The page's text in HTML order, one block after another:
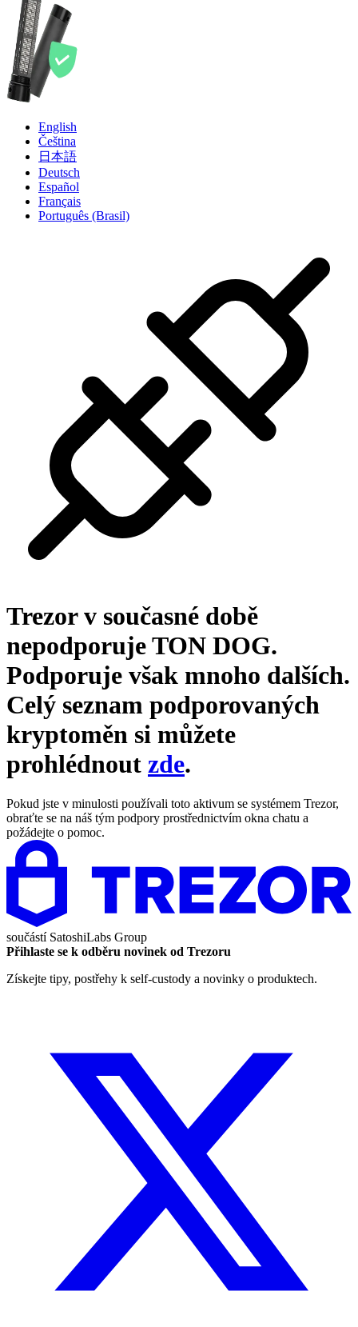
English
Čeština
日本語
Deutsch
Español
Français
Português (Brasil)
Trezor v současné době
nepodporujeTON DOG.
Podporuje však mnoho dalších.
Celý seznam podporovaných
kryptoměn si můžete
prohlédnout zde.
Pokud jste v minulosti používali toto aktivum se systémem Trezor,
obraťte se na náš tým podpory prostřednictvím okna chatu a
požádejte o pomoc.
součástíSatoshiLabs Group
Přihlaste se k odběru novinek od Trezoru
Získejte tipy, postřehy k self-custody a novinky o produktech.